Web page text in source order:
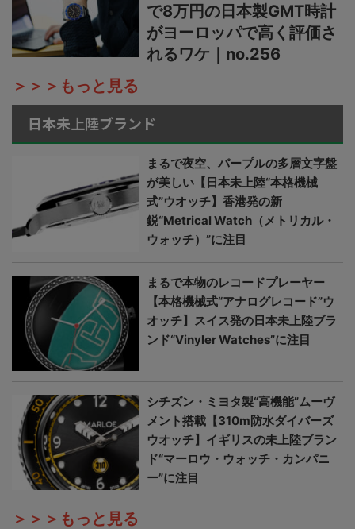
で8万円の日本製GMT時計
がヨーロッパで高く評価さ
れるワケ｜no.256
＞＞＞もっと見る
日本未上陸ブランド
まるで夜空、パープルの多層文字盤
が美しい【日本未上陸“本格機械
式”ウオッチ】香港発の新
鋭“Metrical Watch（メトリカル・
ウォッチ）”に注目
まるで本物のレコードプレーヤー
【本格機械式“アナログレコード”ウ
オッチ】スイス発の日本未上陸ブラ
ンド“Vinyler Watches”に注目
シチズン・ミヨタ製“高機能”ムーヴ
メント搭載【310m防水ダイバーズ
ウオッチ】イギリスの未上陸ブラン
ド“マーロウ・ウォッチ・カンパニ
ー”に注目
＞＞＞もっと見る